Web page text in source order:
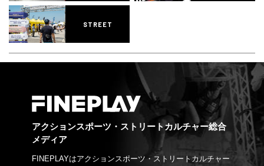
STREET
アクションスポーツ・ストリートカルチャー総合
メディア
FINEPLAYはアクションスポーツ・ストリートカルチャー